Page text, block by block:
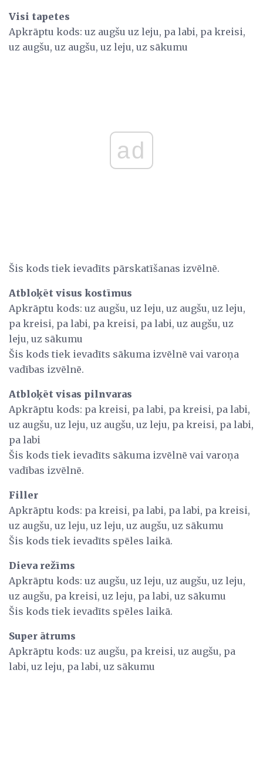
Visi tapetes
Apkrāptu kods: uz augšu uz leju, pa labi, pa kreisi,
uz augšu, uz augšu, uz leju, uz sākumu
ad
Šis kods tiek ievadīts pārskatīšanas izvēlnē.
Atbloķēt visus kostīmus
Apkrāptu kods: uz augšu, uz leju, uz augšu, uz leju,
pa kreisi, pa labi, pa kreisi, pa labi, uz augšu, uz
leju, uz sākumu
Šis kods tiek ievadīts sākuma izvēlnē vai varoņa
vadības izvēlnē.
Atbloķēt visas pilnvaras
Apkrāptu kods: pa kreisi, pa labi, pa kreisi, pa labi,
uz augšu, uz leju, uz augšu, uz leju, pa kreisi, pa labi,
pa labi
Šis kods tiek ievadīts sākuma izvēlnē vai varoņa
vadības izvēlnē.
Filler
Apkrāptu kods: pa kreisi, pa labi, pa labi, pa kreisi,
uz augšu, uz leju, uz leju, uz augšu, uz sākumu
Šis kods tiek ievadīts spēles laikā.
Dieva režīms
Apkrāptu kods: uz augšu, uz leju, uz augšu, uz leju,
uz augšu, pa kreisi, uz leju, pa labi, uz sākumu
Šis kods tiek ievadīts spēles laikā.
Super ātrums
Apkrāptu kods: uz augšu, pa kreisi, uz augšu, pa
labi, uz leju, pa labi, uz sākumu